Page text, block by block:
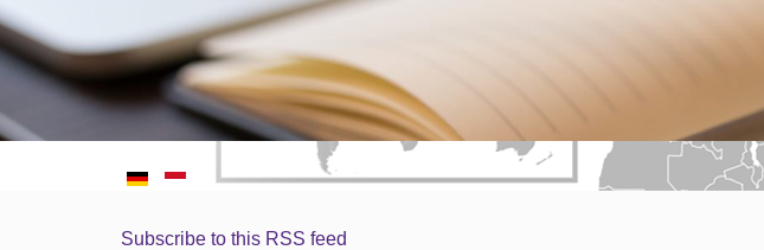
Subscribe to this RSS feed